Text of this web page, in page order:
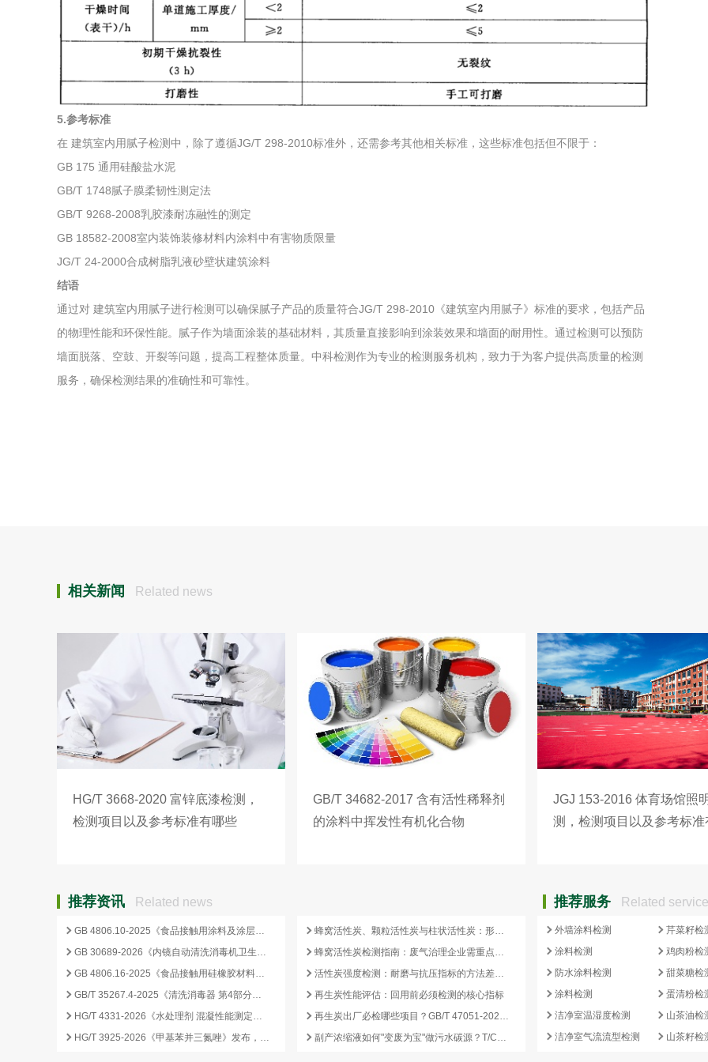
5.参考标准
在 建筑室内用腻子检测中，除了遵循JG/T 298-2010标准外，还需参考其他相关标准，这些标准包括但不限于：
GB 175 通用硅酸盐水泥
GB/T 1748腻子膜柔韧性测定法
GB/T 9268-2008乳胶漆耐冻融性的测定
GB 18582-2008室内装饰装修材料内涂料中有害物质限量
JG/T 24-2000合成树脂乳液砂壁状建筑涂料
结语
通过对 建筑室内用腻子进行检测可以确保腻子产品的质量符合JG/T 298-2010《建筑室内用腻子》标准的要求，包括产品
的物理性能和环保性能。腻子作为墙面涂装的基础材料，其质量直接影响到涂装效果和墙面的耐用性。通过检测可以预防
墙面脱落、空鼓、开裂等问题，提高工程整体质量。中科检测作为专业的检测服务机构，致力于为客户提供高质量的检测
服务，确保检测结果的准确性和可靠性。
相关新闻 Related news
HG/T 3668-2020 富锌底漆检测，
检测项目以及参考标准有哪些
GB/T 34682-2017 含有活性稀释剂
的涂料中挥发性有机化合物
JGJ 153-2016 体育场馆照
测，检测项目以及参考标准
推荐资讯 Related news 推荐服务 Related service
蜂窝活性炭、颗粒活性炭与柱状活性炭：形态差异与检测重点对照
活性炭强度检测：耐磨与抗压指标的方法差异及验收意义
再生炭性能评估：回用前必须检测的核心指标
外墙涂料检测
涂料检测
防水涂料检测
涂料检测
洁净室温湿度检测
洁净室气流流型检测
芹菜籽检
鸡肉粉检
甜菜糖检
蛋清粉检
山茶油检
山茶籽检